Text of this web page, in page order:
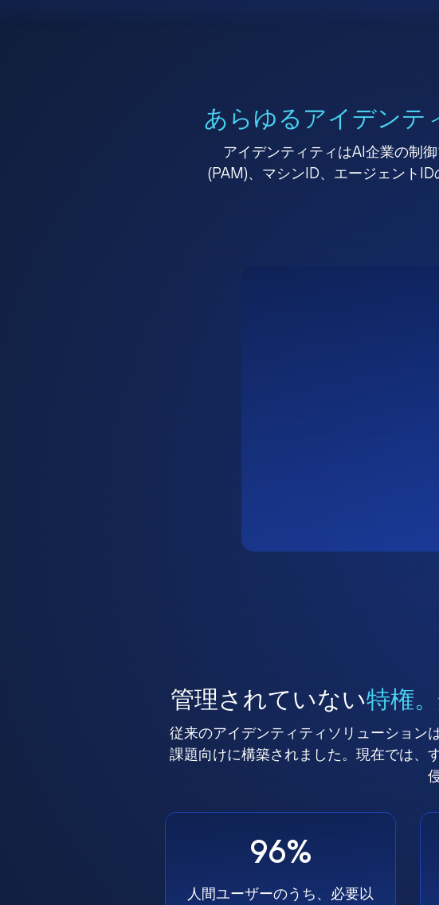
あらゆるアイデンテ
アイデンティティはAI企業の制
(PAM)、マシンID、エージェント
管理されていない特権。
従来のアイデンティティソリューション
課題向けに構築されました。現在では、
96%
人間ユーザーのうち、必要以